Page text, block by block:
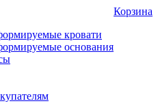
кровати
основания
Корзина